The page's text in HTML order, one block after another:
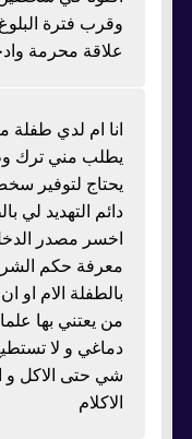
وقرب فترة
علاقة محرمة
انا ام لدي
يطلب مني ترك
يحتاج لتوفير
دائم التهديد لي
اخسر مصدر
معرفة حكم
بالطفلة الام او
من يعتني بها
دماغي و لا
شي حتى الاكل و
الاكلام